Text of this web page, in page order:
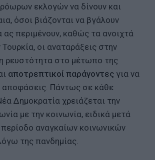
εκλογών να δίνουν και
όσοι βιάζονται να βγάλουν
περιμένουν, καθώς τα ανοιχτά
οι αναταράξεις στην
η ρευστότητα στο μέτωπο της
αποτρεπτικοί παράγοντες για να
Πάντως σε κάθε
Δημοκρατία χρειάζεται την
με την κοινωνία, ειδικά μετά
αναγκαίων κοινωνικών
της πανδημίας.